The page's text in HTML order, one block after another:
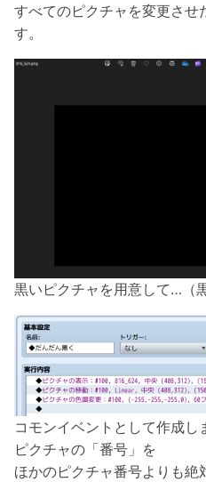
すべてのピクチャを変更させ
す。
黒いピクチャを用意して…（
コモンイベントとして作成し
ピクチャの「番号」を
ほかのピクチャ番号よりも